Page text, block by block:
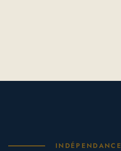
INDÉPENDANCE